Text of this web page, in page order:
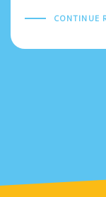
CONTINUE